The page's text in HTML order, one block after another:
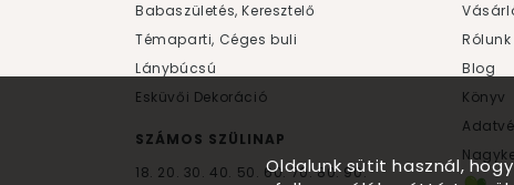
Babaszületés, Keresztelő
Témaparti, Céges buli
Lánybúcsú
Esküvői Dekoráció
SZÁMOS SZÜLINAP
18. 20. 30. 40. 50. 60.70.80.90.
Rólunk
Blog
Könyv
Oldalunk sütit használ,